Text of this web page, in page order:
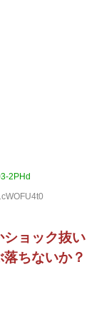
2PHd
ョック抜い
ちないか？